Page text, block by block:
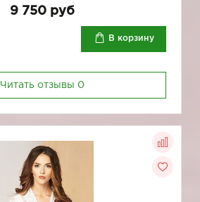
9 750 руб
В корзину
Читать отзывы 0